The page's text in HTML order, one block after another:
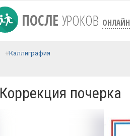
ПОСЛЕ УРОКОВ ОНЛАЙН
Каллиграфия
Коррекция почерка